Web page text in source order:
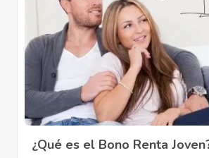
(Servicios)
(Directorio)
¿Qué es el Bono Renta